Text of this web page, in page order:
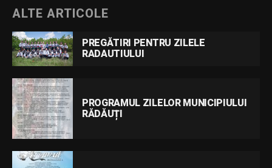
ALTE ARTICOLE
PREGĂTIRI PENTRU ZILELE
RADAUTIULUI
PROGRAMUL ZILELOR MUNICIPIULUI
RĂDĂUȚI